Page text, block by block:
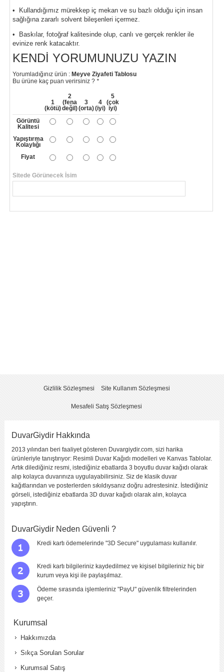
• Kullandığımız mürekkep iç mekan ve su bazlı olduğu için insan
sağlığına zararlı solvent bileşenleri içermez.
• Baskılar, fotoğraf kalitesinde olup, canlı ve gerçek renkler ile
evinize renk katacaktır.
KENDI YORUMUNUZU YAZIN
Yorumladığınız ürün : Meyve Ziyafeti Tablosu
Bu ürüne kaç puan verirsiniz ? *
1
(kötü)
2
(fena
değil)
3
(orta)
4
(iyi)
5
(çok
iyi)
Görüntü
Kalitesi
Yapıştırma
Kolaylığı
Fiyat
Sitede Görünecek İsim
Gizlilik Sözleşmesi Site Kullanım Sözleşmesi
Mesafeli Satış Sözleşmesi
DuvarGiydir Hakkında
2013 yılından beri faaliyet gösteren Duvargiydir.com, sizi harika
ürünleriyle tanıştırıyor: Resimli Duvar Kağıdı modelleri ve Kanvas Tablolar.
Artık dilediğiniz resmi, istediğiniz ebatlarda 3 boyutlu duvar kağıdı olarak
alıp kolayca duvarınıza uygulayabilirsiniz. Siz de klasik duvar
kağıtlarından ve posterlerden sıkıldıysanız doğru adrestesiniz. İstediğiniz
görseli, istediğiniz ebatlarda 3D duvar kağıdı olarak alın, kolayca
yapıştırın.
DuvarGiydir Neden Güvenli ?
Kredi kartı ödemelerinde "3D Secure" uygulaması kullanılır.
Kredi kartı bilgileriniz kaydedilmez ve kişisel bilgileriniz hiç bir
kurum veya kişi ile paylaşılmaz.
Ödeme sırasında işlemleriniz "PayU" güvenlik filtrelerinden
geçer.
Kurumsal
Hakkımızda
Sıkça Sorulan Sorular
Kurumsal Satış